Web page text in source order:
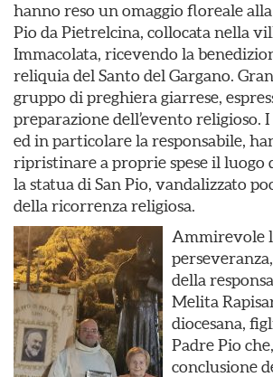
hanno reso un omaggio floreale
Pio da Pietrelcina, collocata nella
Immacolata, ricevendo la
reliquia del Santo del Gargano.
gruppo di preghiera giarrese,
preparazione dell’evento religioso.
ed in particolare la responsabile,
ripristinare a proprie spese il luogo
la statua di San Pio, vandalizzato
della ricorrenza religiosa.
Ammirevole
della
Melita
diocesana,
Padre Pio
conclusione